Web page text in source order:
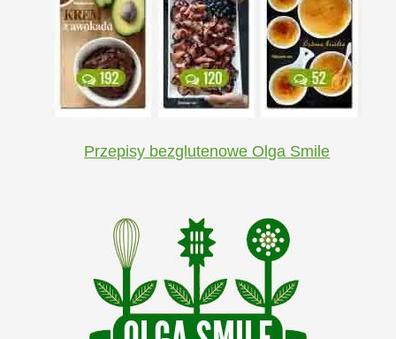
Przepisy bezglutenowe Olga Smile